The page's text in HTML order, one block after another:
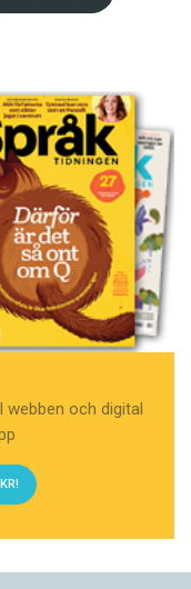
webben och digital